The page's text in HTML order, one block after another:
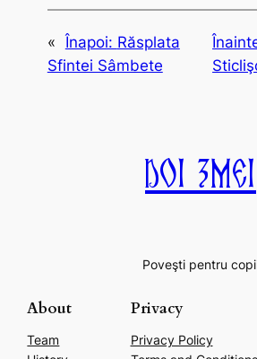
« Înapoi: Răsplata
Sfintei Sâmbete
Doi Zmei
Poveşti pentru
About
Team
Privacy
Privacy Policy